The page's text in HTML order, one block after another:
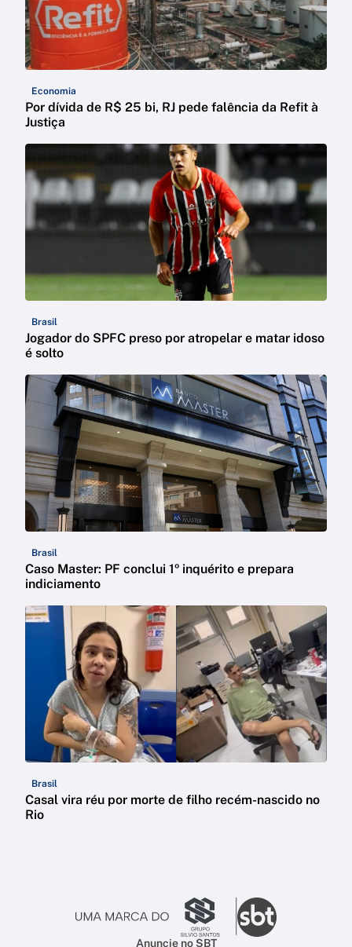
Economia
Por dívida de R$ 25 bi, RJ pede falência da Refit à
Justiça
Brasil
Jogador do SPFC preso por atropelar e matar idoso
é solto
Brasil
Caso Master: PF conclui 1º inquérito e prepara
indiciamento
Brasil
Casal vira réu por morte de filho recém-nascido no
Rio
Anuncie no SBT